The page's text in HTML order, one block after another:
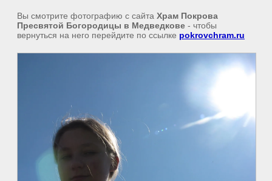
Вы смотрите фотографию с сайта Храм Покрова
Пресвятой Богородицы в Медведкове - чтобы
вернуться на него перейдите по ссылке pokrovchram.ru